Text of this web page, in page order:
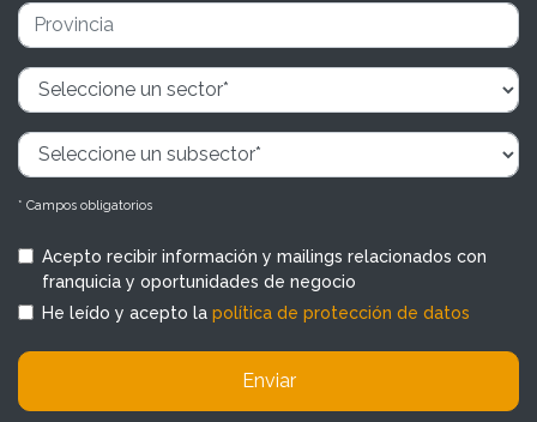
* Campos obligatorios
Acepto recibir información y mailings relacionados con
franquicia y oportunidades de negocio
He leído y acepto la política de protección de datos
Enviar